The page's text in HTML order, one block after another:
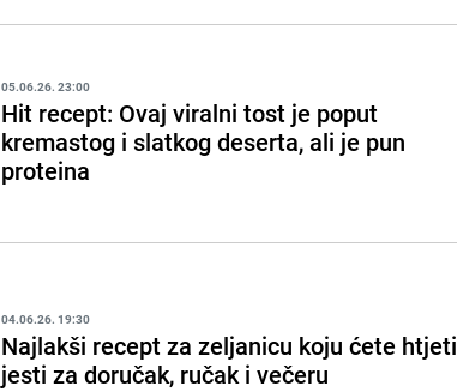
05.06.26. 23:00
Hit recept: Ovaj viralni tost je poput
kremastog i slatkog deserta, ali je pun
proteina
04.06.26. 19:30
Najlakši recept za zeljanicu koju ćete htjeti
jesti za doručak, ručak i večeru